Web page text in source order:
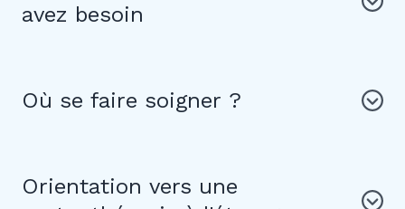
avez besoin
Où se faire soigner ?
Orientation vers une